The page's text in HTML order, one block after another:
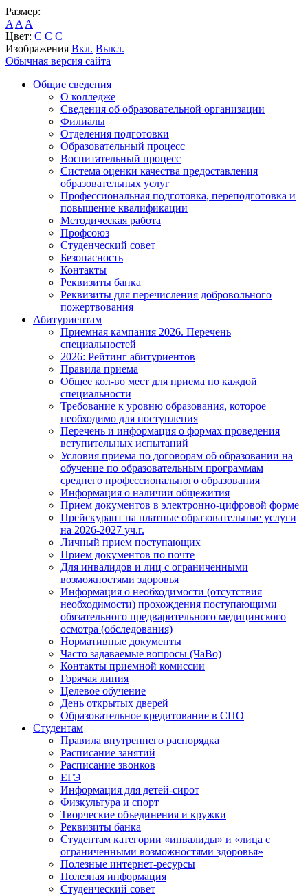
Размер:
A A A
Цвет: C C C
Изображения Вкл. Выкл.
Обычная версия сайта
Общие сведения
О колледже
Сведения об образовательной организации
Филиалы
Отделения подготовки
Образовательный процесс
Воспитательный процесс
Система оценки качества предоставления
образовательных услуг
Профессиональная подготовка, переподготовка и
повышение квалификации
Методическая работа
Профсоюз
Студенческий совет
Безопасность
Контакты
Реквизиты банка
Реквизиты для перечисления добровольного
пожертвования
Абитуриентам
Приемная кампания 2026. Перечень
специальностей
2026: Рейтинг абитуриентов
Правила приема
Общее кол-во мест для приема по каждой
специальности
Требование к уровню образования, которое
необходимо для поступления
Перечень и информация о формах проведения
вступительных испытаний
Условия приема по договорам об образовании на
обучение по образовательным программам
среднего профессионального образования
Информация о наличии общежития
Прием документов в электронно-цифровой форме
Прейскурант на платные образовательные услуги
на 2026-2027 уч.г.
Личный прием поступающих
Прием документов по почте
Для инвалидов и лиц с ограниченными
возможностями здоровья
Информация о необходимости (отсутствия
необходимости) прохождения поступающими
обязательного предварительного медицинского
осмотра (обследования)
Нормативные документы
Часто задаваемые вопросы (ЧаВо)
Контакты приемной комиссии
Горячая линия
Целевое обучение
День открытых дверей
Образовательное кредитование в СПО
Студентам
Правила внутреннего распорядка
Расписание занятий
Расписание звонков
ЕГЭ
Информация для детей-сирот
Физкультура и спорт
Творческие объединения и кружки
Реквизиты банка
Студентам категории «инвалиды» и «лица с
ограниченными возможностями здоровья»
Полезные интернет-ресурсы
Полезная информация
Студенческий совет